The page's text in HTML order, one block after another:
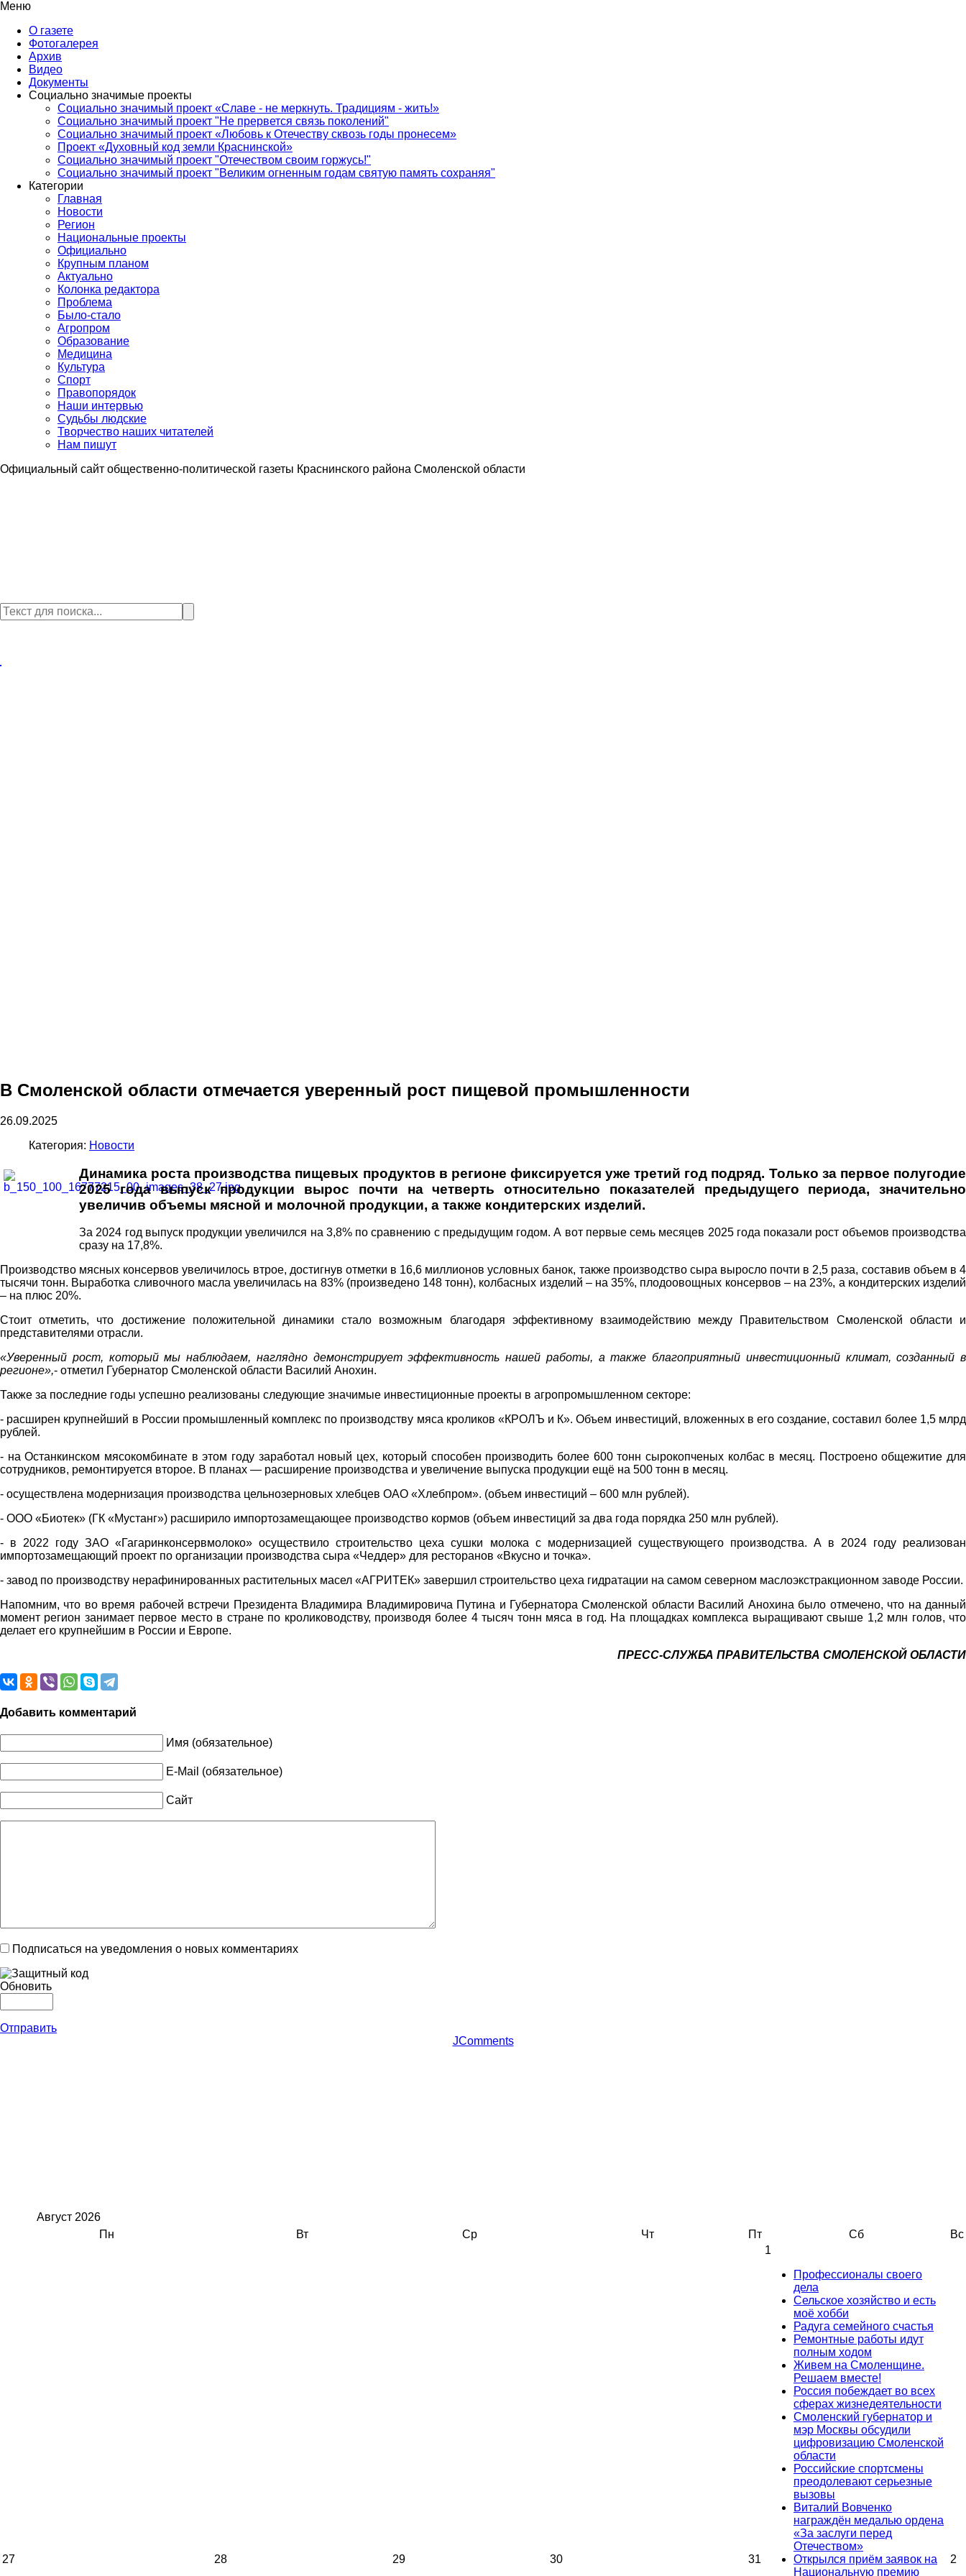
Меню
О газете
Фотогалерея
Архив
Видео
Документы
Социально значимые проекты
Социально значимый проект «Славе - не меркнуть. Традициям - жить!»
Социально значимый проект "Не прервется связь поколений"
Социально значимый проект «Любовь к Отечеству сквозь годы пронесем»
Проект «Духовный код земли Краснинской»
Социально значимый проект "Отечеством своим горжусь!"
Социально значимый проект "Великим огненным годам святую память сохраняя"
Категории
Главная
Новости
Регион
Национальные проекты
Официально
Крупным планом
Актуально
Колонка редактора
Проблема
Было-стало
Агропром
Образование
Медицина
Культура
Спорт
Правопорядок
Наши интервью
Судьбы людские
Творчество наших читателей
Нам пишут
Официальный сайт общественно-политической газеты Краснинского района Смоленской области
В Смоленской области отмечается уверенный рост пищевой промышленности
26.09.2025
Категория: Новости
Динамика роста производства пищевых продуктов в регионе фиксируется уже третий год подряд. Только за первое полугодие
2025 года выпуск продукции вырос почти на четверть относительно показателей предыдущего периода, значительно
увеличив объемы мясной и молочной продукции, а также кондитерских изделий.
За 2024 год выпуск продукции увеличился на 3,8% по сравнению с предыдущим годом. А вот первые семь месяцев 2025 года показали рост объемов производства
сразу на 17,8%.
Производство мясных консервов увеличилось втрое, достигнув отметки в 16,6 миллионов условных банок, также производство сыра выросло почти в 2,5 раза, составив объем в 4
тысячи тонн. Выработка сливочного масла увеличилась на 83% (произведено 148 тонн), колбасных изделий – на 35%, плодоовощных консервов – на 23%, а кондитерских изделий
– на плюс 20%.
Стоит отметить, что достижение положительной динамики стало возможным благодаря эффективному взаимодействию между Правительством Смоленской области и
представителями отрасли.
«Уверенный рост, который мы наблюдаем, наглядно демонстрирует эффективность нашей работы, а также благоприятный инвестиционный климат, созданный в
регионе»,- отметил Губернатор Смоленской области Василий Анохин.
Также за последние годы успешно реализованы следующие значимые инвестиционные проекты в агропромышленном секторе:
- расширен крупнейший в России промышленный комплекс по производству мяса кроликов «КРОЛЪ и К». Объем инвестиций, вложенных в его создание, составил более 1,5 млрд
рублей.
- на Останкинском мясокомбинате в этом году заработал новый цех, который способен производить более 600 тонн сырокопченых колбас в месяц. Построено общежитие для
сотрудников, ремонтируется второе. В планах — расширение производства и увеличение выпуска продукции ещё на 500 тонн в месяц.
- осуществлена модернизация производства цельнозерновых хлебцев ОАО «Хлебпром». (объем инвестиций – 600 млн рублей).
- ООО «Биотек» (ГК «Мустанг») расширило импортозамещающее производство кормов (объем инвестиций за два года порядка 250 млн рублей).
- в 2022 году ЗАО «Гагаринконсервмолоко» осуществило строительство цеха сушки молока с модернизацией существующего производства. А в 2024 году реализован
импортозамещающий проект по организации производства сыра «Чеддер» для ресторанов «Вкусно и точка».
- завод по производству нерафинированных растительных масел «АГРИТЕК» завершил строительство цеха гидратации на самом северном маслоэкстракционном заводе России.
Напомним, что во время рабочей встречи Президента Владимира Владимировича Путина и Губернатора Смоленской области Василий Анохина было отмечено, что на данный
момент регион занимает первое место в стране по кролиководству, производя более 4 тысяч тонн мяса в год. На площадках комплекса выращивают свыше 1,2 млн голов, что
делает его крупнейшим в России и Европе.
ПРЕСС-СЛУЖБА ПРАВИТЕЛЬСТВА СМОЛЕНСКОЙ ОБЛАСТИ
Добавить комментарий
Имя (обязательное)
E-Mail (обязательное)
Сайт
Подписаться на уведомления о новых комментариях
Обновить
Отправить
JComments
Август 2026
Пн
Вт Ср Чт Пт Сб Вс
27 28 29 30 31
1
Профессионалы своего
дела
Сельское хозяйство и есть
моё хобби
Радуга семейного счастья
Ремонтные работы идут
полным ходом
Живем на Смоленщине.
Решаем вместе!
Россия побеждает во всех
сферах жизнедеятельности
Смоленский губернатор и
мэр Москвы обсудили
цифровизацию Смоленской
области
Российские спортсмены
преодолевают серьезные
вызовы
Виталий Вовченко
награждён медалью ордена
«За заслуги перед
Отечеством»
Открылся приём заявок на
Национальную премию
2